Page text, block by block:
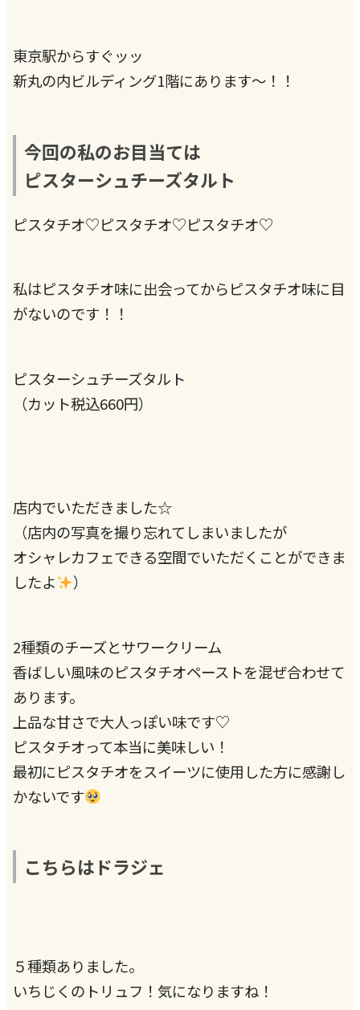
東京駅からすぐッッ
新丸の内ビルディング1階にあります〜！！
今回の私のお目当ては
ピスターシュチーズタルト
ピスタチオ♡ピスタチオ♡ピスタチオ♡
私はピスタチオ味に出会ってからピスタチオ味に目
がないのです！！
ピスターシュチーズタルト
（カット税込660円）
店内でいただきました☆
（店内の写真を撮り忘れてしまいましたが
オシャレカフェできる空間でいただくことができま
したよ
）
2種類のチーズとサワークリーム
香ばしい風味のピスタチオペーストを混ぜ合わせて
あります。
上品な甘さで大人っぽい味です♡
ピスタチオって本当に美味しい！
最初にピスタチオをスイーツに使用した方に感謝し
かないです
こちらはドラジェ
５種類ありました。
いちじくのトリュフ！気になりますね！